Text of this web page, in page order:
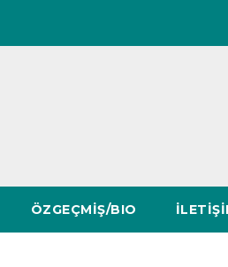
ÖZGEÇMİŞ/BIO